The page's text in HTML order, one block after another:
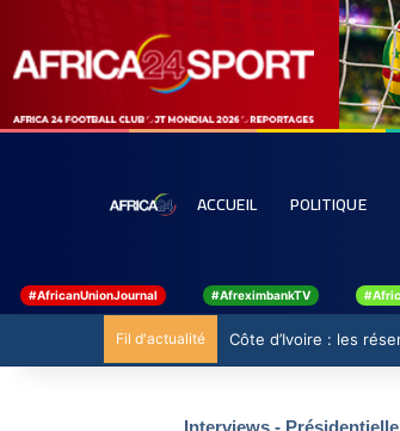
ACCUEIL POLITIQUE
#AfricanUnionJournal #AfreximbankTV
Fil d'actualité Côte d’Ivoire : les